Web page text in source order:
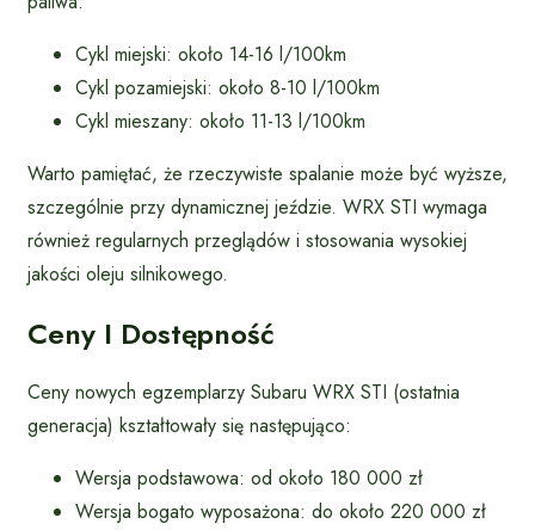
Cykl miejski: około 14-16 l/100km
Cykl pozamiejski: około 8-10 l/100km
Cykl mieszany: około 11-13 l/100km
Warto pamiętać, że rzeczywiste spalanie może być wyższe,
szczególnie przy dynamicznej jeździe. WRX STI wymaga
również regularnych przeglądów i stosowania wysokiej
jakości oleju silnikowego.
Ceny I Dostępność
Ceny nowych egzemplarzy Subaru WRX STI (ostatnia
generacja) kształtowały się następująco:
Wersja podstawowa: od około 180 000 zł
Wersja bogato wyposażona: do około 220 000 zł